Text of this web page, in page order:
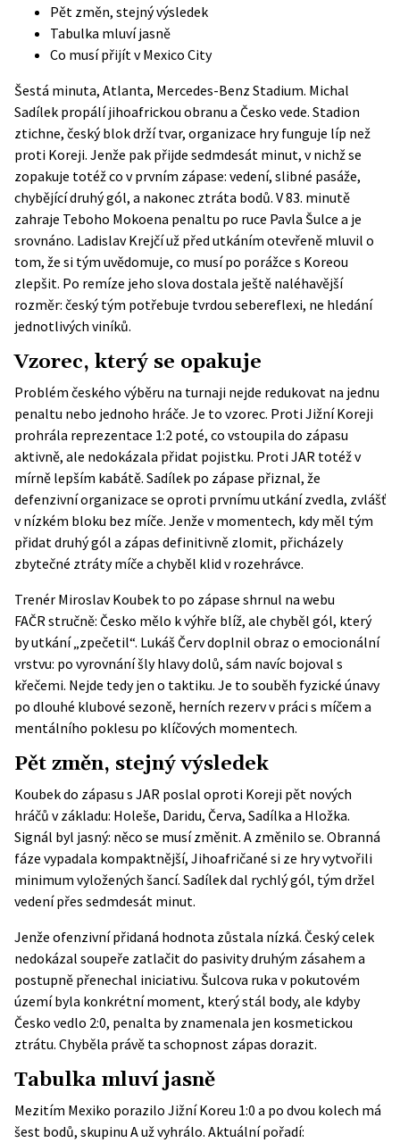
Pět změn, stejný výsledek
Tabulka mluví jasně
Co musí přijít v Mexico City
Šestá minuta, Atlanta, Mercedes-Benz Stadium. Michal
Sadílek propálí jihoafrickou obranu a Česko vede. Stadion
ztichne, český blok drží tvar, organizace hry funguje líp než
proti Koreji. Jenže pak přijde sedmdesát minut, v nichž se
zopakuje totéž co v prvním zápase: vedení, slibné pasáže,
chybějící druhý gól, a nakonec ztráta bodů. V 83. minutě
zahraje Teboho Mokoena penaltu po ruce Pavla Šulce a je
srovnáno. Ladislav Krejčí už před utkáním otevřeně mluvil o
tom, že si tým uvědomuje, co musí po porážce s Koreou
zlepšit. Po remíze jeho slova dostala ještě naléhavější
rozměr: český tým potřebuje tvrdou sebereflexi, ne hledání
jednotlivých viníků.
Vzorec, který se opakuje
Problém českého výběru na turnaji nejde redukovat na jednu
penaltu nebo jednoho hráče. Je to vzorec. Proti Jižní Koreji
prohrála reprezentace 1:2 poté, co vstoupila do zápasu
aktivně, ale nedokázala přidat pojistku. Proti JAR totéž v
mírně lepším kabátě. Sadílek po zápase přiznal, že
defenzivní organizace se oproti prvnímu utkání zvedla, zvlášť
v nízkém bloku bez míče. Jenže v momentech, kdy měl tým
přidat druhý gól a zápas definitivně zlomit, přicházely
zbytečné ztráty míče a chyběl klid v rozehrávce.
Trenér Miroslav Koubek to po zápase shrnul na webu
FAČRstručně: Česko mělo k výhře blíž, ale chyběl gól, který
by utkání „zpečetil“. Lukáš Červ doplnil obraz o emocionální
vrstvu: po vyrovnání šly hlavy dolů, sám navíc bojoval s
křečemi. Nejde tedy jen o taktiku. Je to souběh fyzické únavy
po dlouhé klubové sezoně, herních rezerv v práci s míčem a
mentálního poklesu po klíčových momentech.
Pět změn, stejný výsledek
Koubek do zápasu s JAR poslal oproti Koreji pět nových
hráčů v základu: Holeše, Daridu, Červa, Sadílka a Hložka.
Signál byl jasný: něco se musí změnit. A změnilo se. Obranná
fáze vypadala kompaktnější, Jihoafričané si ze hry vytvořili
minimum vyložených šancí. Sadílek dal rychlý gól, tým držel
vedení přes sedmdesát minut.
Jenže ofenzivní přidaná hodnota zůstala nízká. Český celek
nedokázal soupeře zatlačit do pasivity druhým zásahem a
postupně přenechal iniciativu. Šulcova ruka v pokutovém
území byla konkrétní moment, který stál body, ale kdyby
Česko vedlo 2:0, penalta by znamenala jen kosmetickou
ztrátu. Chyběla právě ta schopnost zápas dorazit.
Tabulka mluví jasně
Mezitím Mexiko porazilo Jižní Koreu 1:0 a po dvou kolech má
šest bodů, skupinu A už vyhrálo. Aktuální pořadí: